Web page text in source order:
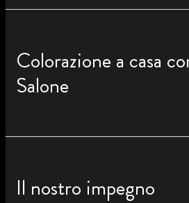
Colorazione a casa
Salone
Il nostro impegno